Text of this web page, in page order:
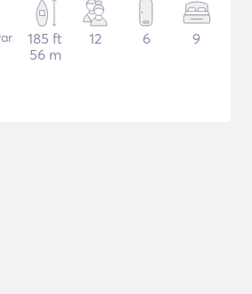
185 ft
56 m
12 6 9